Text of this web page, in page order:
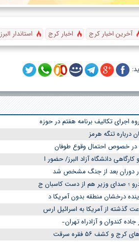
آخرین اخبار کرج اخبار کرج استاندار البرز
اجرای تکالیف برنامه هفتم در حوزه
درباره تنگه هرمز
خصوص احتمال وقوع طوفان
دانشگاه آزاد البرز/ حضور ا
در دوران بعد از جنگ مشخص شد
؛ صدای وزیر هم از دست کاسبان ج
درخشان منطقه بدون آمریکا د
کندوان و آزادراه تهران
و کشف ۵۶ فقره سرقت